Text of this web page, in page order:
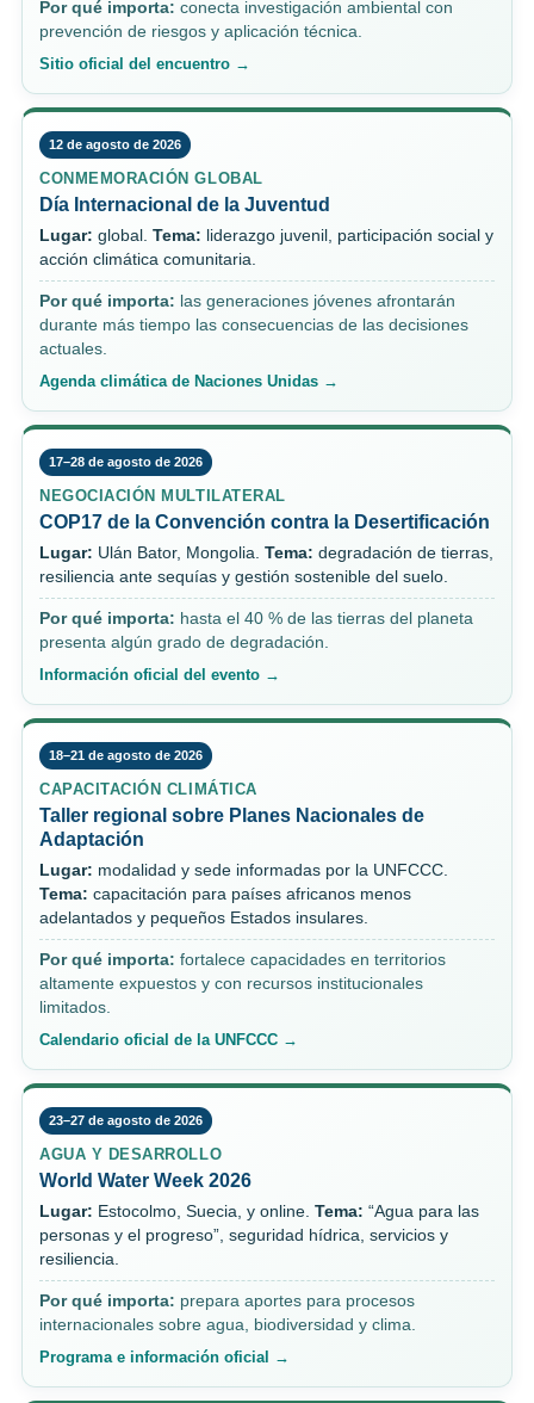
Por qué importa: conecta investigación ambiental con
prevención de riesgos y aplicación técnica.
Sitio oficial del encuentro →
12 de agosto de 2026
CONMEMORACIÓN GLOBAL
Día Internacional de la Juventud
Lugar: global. Tema: liderazgo juvenil, participación social y
acción climática comunitaria.
Por qué importa: las generaciones jóvenes afrontarán
durante más tiempo las consecuencias de las decisiones
actuales.
Agenda climática de Naciones Unidas →
17–28 de agosto de 2026
NEGOCIACIÓN MULTILATERAL
COP17 de la Convención contra la Desertificación
Lugar: Ulán Bator, Mongolia. Tema: degradación de tierras,
resiliencia ante sequías y gestión sostenible del suelo.
Por qué importa: hasta el 40 % de las tierras del planeta
presenta algún grado de degradación.
Información oficial del evento →
18–21 de agosto de 2026
CAPACITACIÓN CLIMÁTICA
Taller regional sobre Planes Nacionales de
Adaptación
Lugar: modalidad y sede informadas por la UNFCCC.
Tema: capacitación para países africanos menos
adelantados y pequeños Estados insulares.
Por qué importa: fortalece capacidades en territorios
altamente expuestos y con recursos institucionales
limitados.
Calendario oficial de la UNFCCC →
23–27 de agosto de 2026
AGUA Y DESARROLLO
World Water Week 2026
Lugar: Estocolmo, Suecia, y online. Tema: “Agua para las
personas y el progreso”, seguridad hídrica, servicios y
resiliencia.
Por qué importa: prepara aportes para procesos
internacionales sobre agua, biodiversidad y clima.
Programa e información oficial →